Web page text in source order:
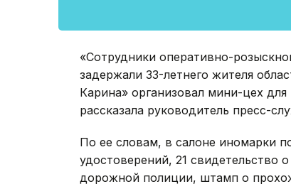
«Сотрудники оперативно-
задержали 33-летнего жителя
Карина» организовал мини-цех
рассказала руководитель пресс-
По ее словам, в салоне иномарки
удостоверений, 21 свидетельство
дорожной полиции, штамп о